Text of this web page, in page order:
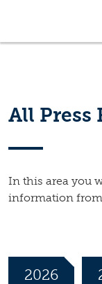
All Press
In this area you
information from
2026